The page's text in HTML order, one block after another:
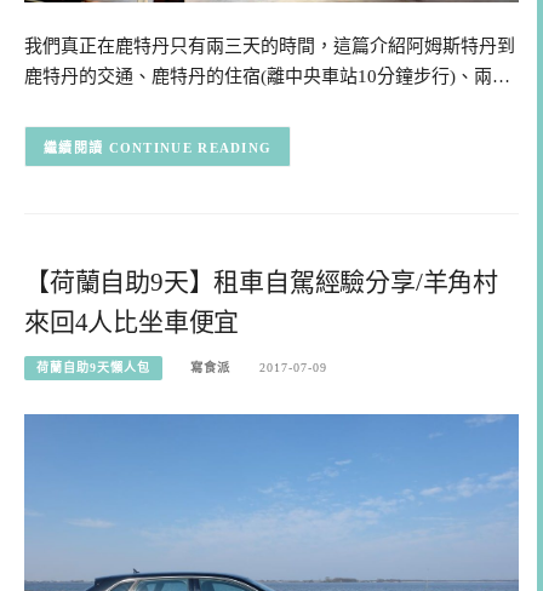
我們真正在鹿特丹只有兩三天的時間，這篇介紹阿姆斯特丹到
鹿特丹的交通、鹿特丹的住宿(離中央車站10分鐘步行)、兩…
CONTINUE READING
【荷蘭自助9天】租車自駕經驗分享/羊角村
來回4人比坐車便宜
荷蘭自助9天懶人包 寫食派 2017-07-09